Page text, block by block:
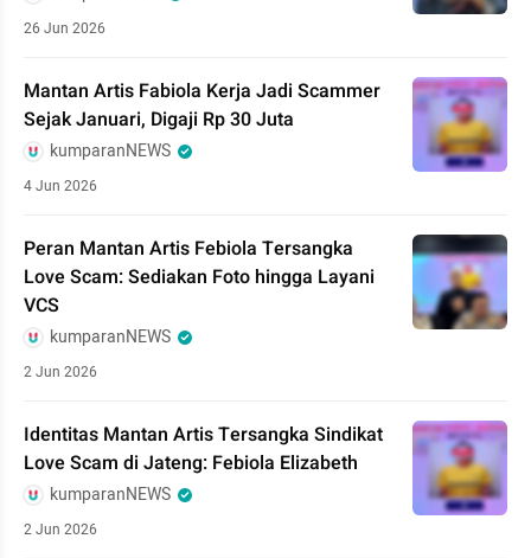
26 Jun 2026
Mantan Artis Fabiola Kerja Jadi Scammer
Sejak Januari, Digaji Rp 30 Juta
kumparanNEWS
4 Jun 2026
Peran Mantan Artis Febiola Tersangka
Love Scam: Sediakan Foto hingga Layani
VCS
kumparanNEWS
2 Jun 2026
Identitas Mantan Artis Tersangka Sindikat
Love Scam di Jateng: Febiola Elizabeth
kumparanNEWS
2 Jun 2026